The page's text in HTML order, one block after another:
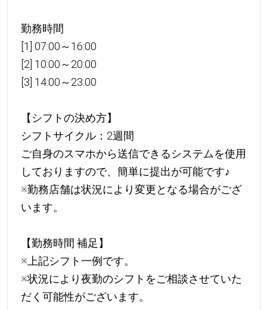
勤務時間
[1] 07:00～16:00
[2] 10:00～20:00
[3] 14:00～23:00
【シフトの決め方】
シフトサイクル：2週間
ご自身のスマホから送信できるシステムを使用
しておりますので、簡単に提出が可能です♪
※勤務店舗は状況により変更となる場合がござ
います。
【勤務時間 補足】
※上記シフト一例です。
※状況により夜勤のシフトをご相談させていた
だく可能性がございます。